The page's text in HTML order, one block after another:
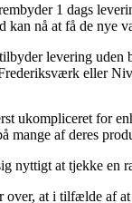
1 dags
kan nå at få de nye
levering uden
eller
ukompliceret for
mange af deres
nyttigt at tjekke en
at i tilfælde af